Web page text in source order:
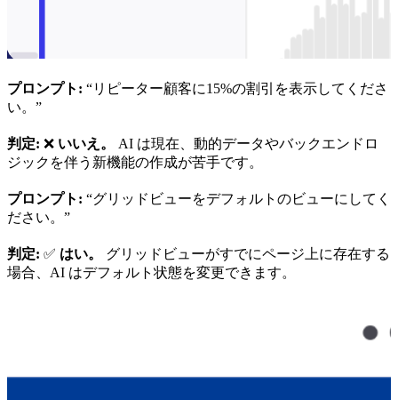
プロンプト: “リピーター顧客に15%の割引を表示してくださ
い。”
判定: ❌ いいえ。
AI は現在、動的データやバックエンドロ
ジックを伴う新機能の作成が苦手です。
プロンプト: “グリッドビューをデフォルトのビューにしてく
ださい。”
判定: ✅ はい。
グリッドビューがすでにページ上に存在する
場合、AI はデフォルト状態を変更できます。